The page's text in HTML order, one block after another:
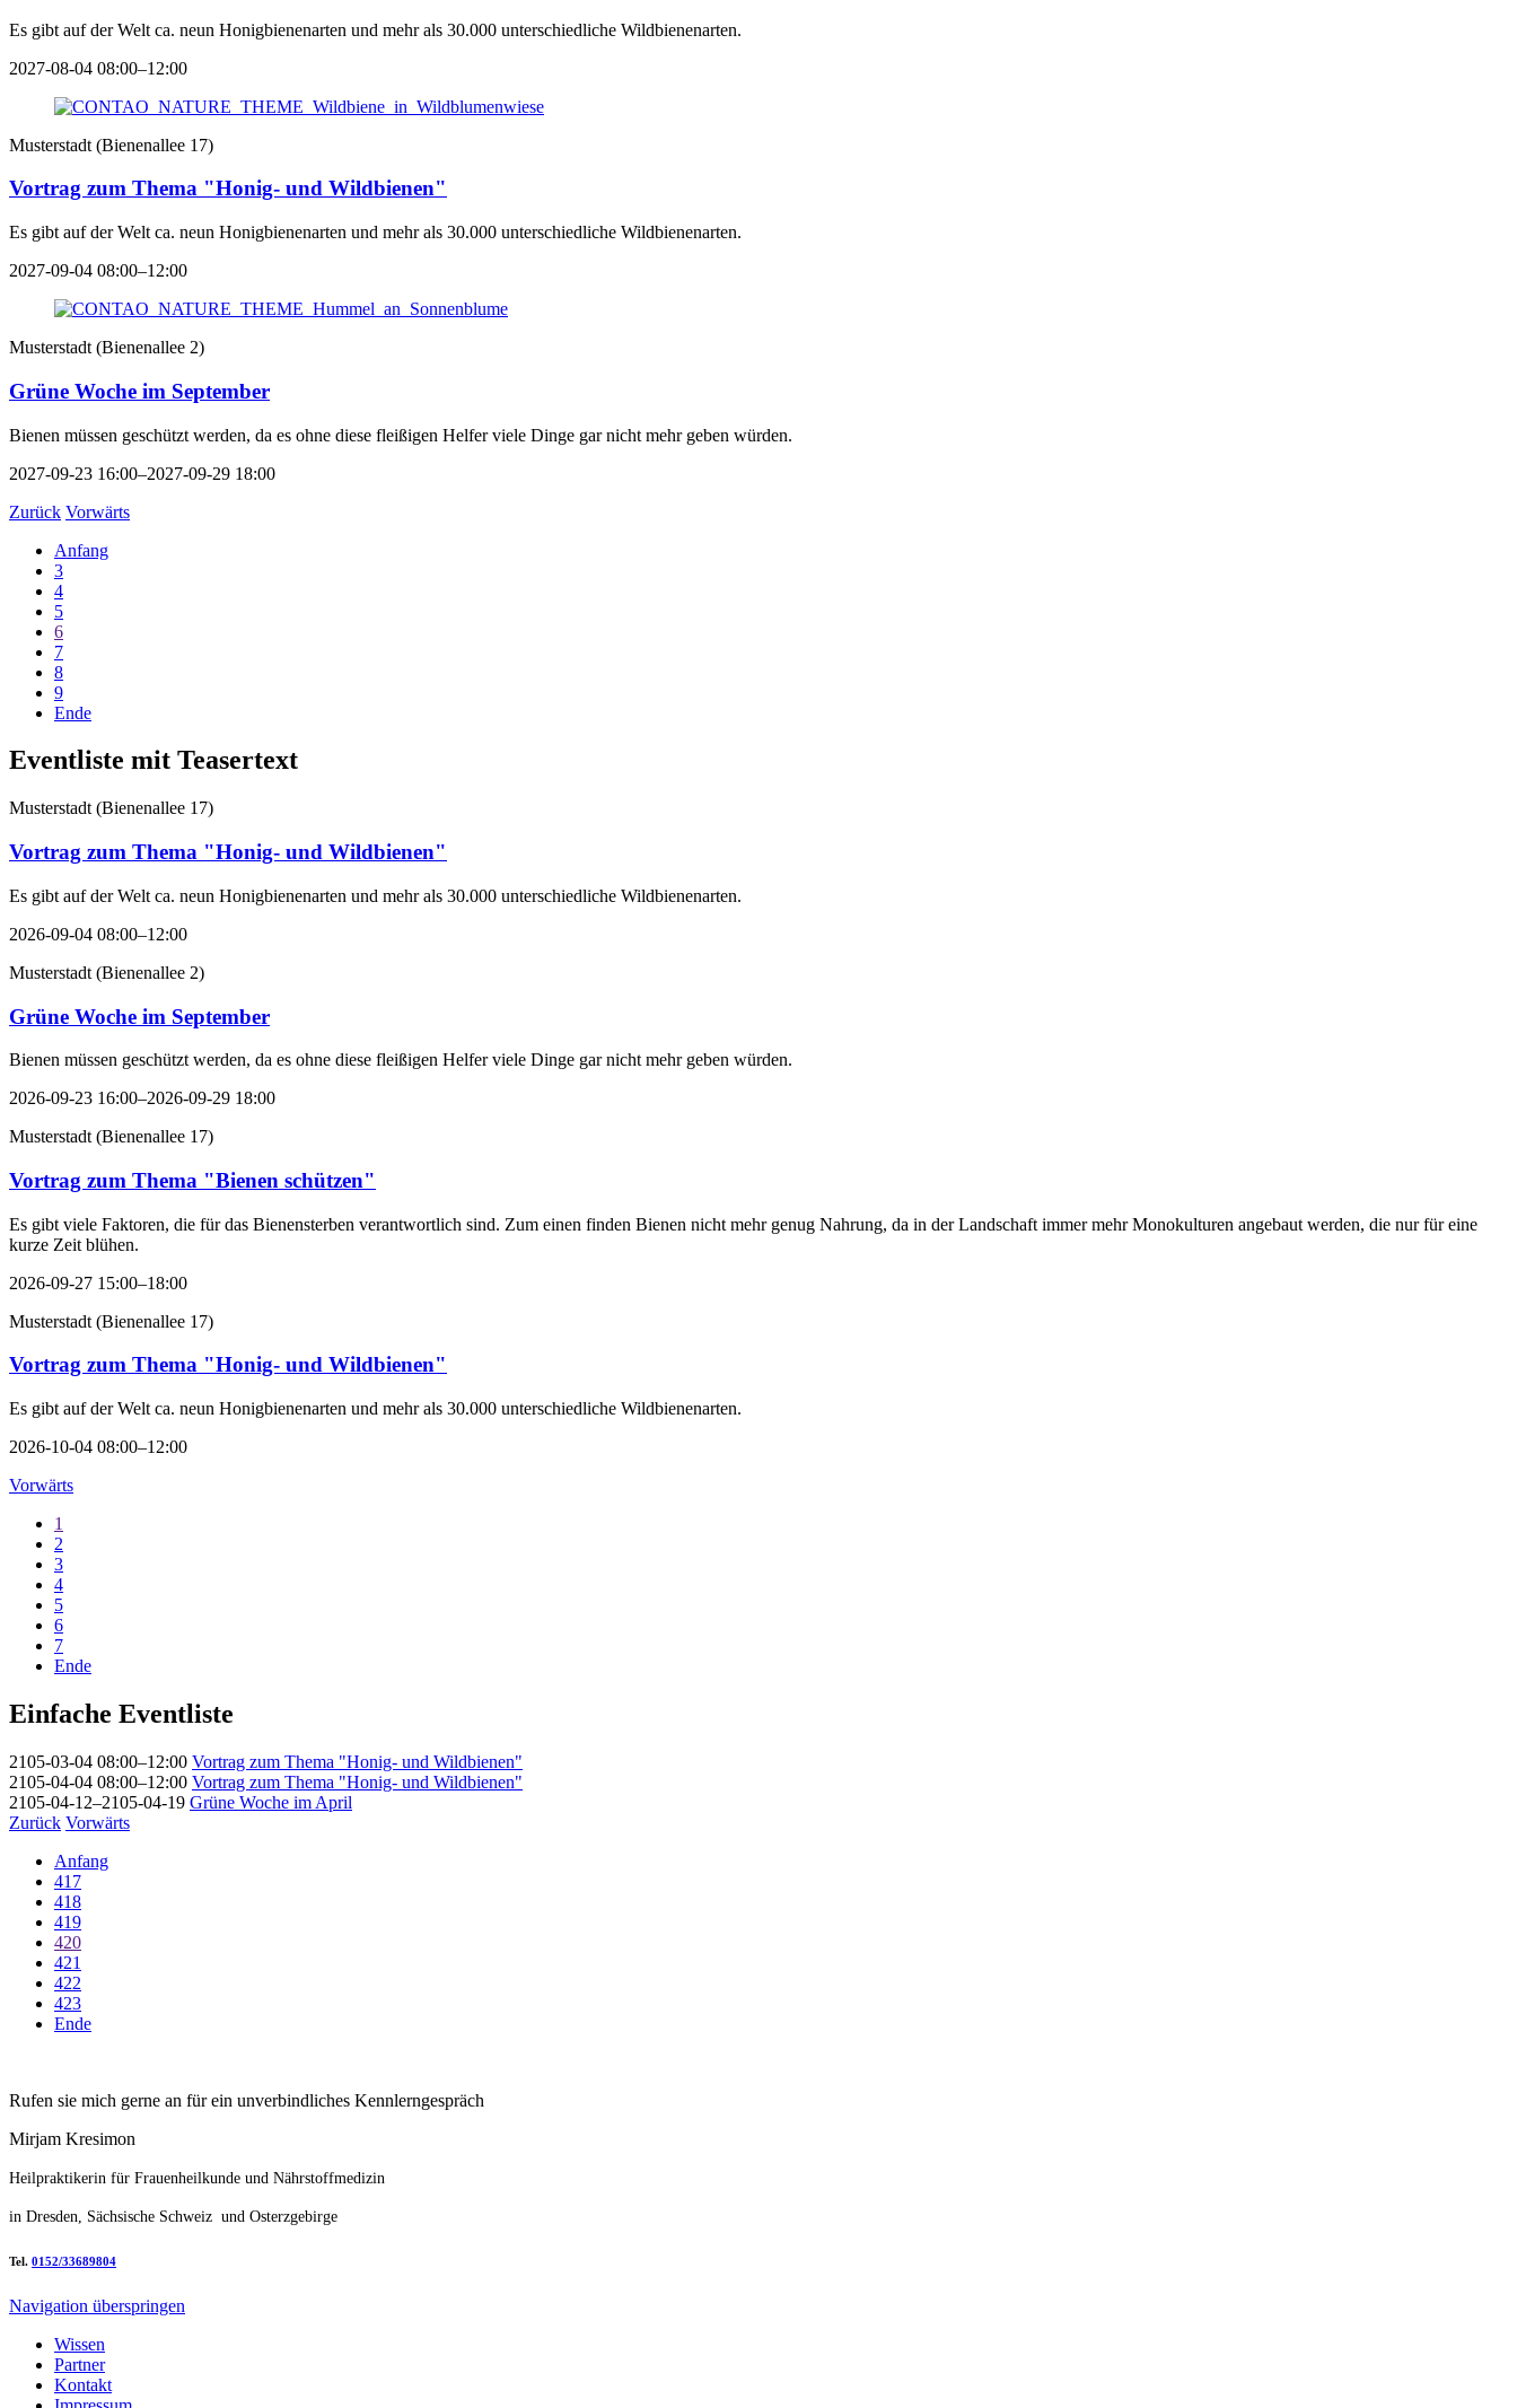
Es gibt auf der Welt ca. neun Honigbienenarten und mehr als 30.000 unterschiedliche Wildbienenarten.
2027-08-04 08:00–12:00
Musterstadt (Bienenallee 17)
Vortrag zum Thema "Honig- und Wildbienen"
Es gibt auf der Welt ca. neun Honigbienenarten und mehr als 30.000 unterschiedliche Wildbienenarten.
2027-09-04 08:00–12:00
Musterstadt (Bienenallee 2)
Grüne Woche im September
Bienen müssen geschützt werden, da es ohne diese fleißigen Helfer viele Dinge gar nicht mehr geben würden.
2027-09-23 16:00–2027-09-29 18:00
Zurück Vorwärts
Anfang
3
4
5
6
7
8
9
Ende
Eventliste mit Teasertext
Musterstadt (Bienenallee 17)
Vortrag zum Thema "Honig- und Wildbienen"
Es gibt auf der Welt ca. neun Honigbienenarten und mehr als 30.000 unterschiedliche Wildbienenarten.
2026-09-04 08:00–12:00
Musterstadt (Bienenallee 2)
Grüne Woche im September
Bienen müssen geschützt werden, da es ohne diese fleißigen Helfer viele Dinge gar nicht mehr geben würden.
2026-09-23 16:00–2026-09-29 18:00
Musterstadt (Bienenallee 17)
Vortrag zum Thema "Bienen schützen"
Es gibt viele Faktoren, die für das Bienensterben verantwortlich sind. Zum einen finden Bienen nicht mehr genug Nahrung, da in der Landschaft immer mehr Monokulturen angebaut werden, die nur für eine
kurze Zeit blühen.
2026-09-27 15:00–18:00
Musterstadt (Bienenallee 17)
Vortrag zum Thema "Honig- und Wildbienen"
Es gibt auf der Welt ca. neun Honigbienenarten und mehr als 30.000 unterschiedliche Wildbienenarten.
2026-10-04 08:00–12:00
Vorwärts
1
2
3
4
5
6
7
Ende
Einfache Eventliste
2105-03-04 08:00–12:00 Vortrag zum Thema "Honig- und Wildbienen"
2105-04-04 08:00–12:00 Vortrag zum Thema "Honig- und Wildbienen"
2105-04-12–2105-04-19 Grüne Woche im April
Zurück Vorwärts
Anfang
417
418
419
420
421
422
423
Ende
Rufen sie mich gerne an für ein unverbindliches Kennlerngespräch
Mirjam Kresimon
Heilpraktikerin für Frauenheilkunde und Nährstoffmedizin
in Dresden, Sächsische Schweiz und Osterzgebirge
Tel. 0152/33689804
Navigation überspringen
Wissen
Partner
Kontakt